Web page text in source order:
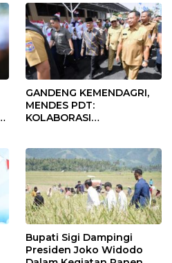
GANDENG KEMENDAGRI,
MENDES PDT:
KOLABORASI
Bupati Sigi Dampingi
Presiden Joko Widodo